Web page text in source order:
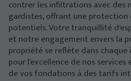
contrer les infiltrations avec des
gardistes, offrant une
potentiels. Votre tranquillité
et notre engagement envers la
propriété se reflète dans
pour l'excellence de nos
de vos fondations à des tarifs